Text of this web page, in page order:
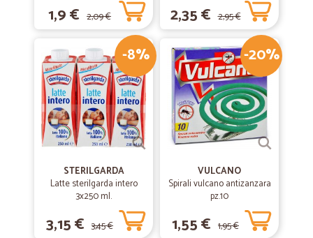
1,9 € 2,09 € 2,35 € 2,95 €
-8%
STERILGARDA
Latte sterilgarda intero
3x250 ml.
3,15 € 3,45 €
-20%
VULCANO
Spirali vulcano antizanzara
pz.10
1,55 € 1,95 €